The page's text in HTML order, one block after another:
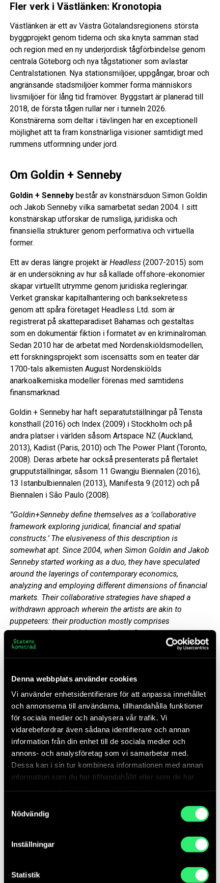
Denna webbplats använder cookies
Vi använder enhetsidentifierare för att anpassa innehållet
och annonserna till användarna, tillhandahålla funktioner
för sociala medier och analysera vår trafik. Vi
vidarebefordrar även sådana identifierare och annan
information från din enhet till de sociala medier och
annons- och analysföretag som vi samarbetar med.
Dessa kan i sin tur kombinera informationen med annan
information som du har tillhandahållit eller som de har
Nödvändig
Inställningar
Statistik
Fler verk i Västlänken: Kronotopia
Västlänken är ett av Västra Götalandsregionens största
byggprojekt genom tiderna och ska knyta samman stad
och region med en ny underjordisk tågförbindelse genom
centrala Göteborg och nya tågstationer som avlastar
Centralstationen. Nya stationsmiljöer, uppgångar, broar och
angränsande stadsmiljöer kommer forma människors
livsmiljöer för lång tid framöver. Byggstart är planerad till
2018, de första tågen rullar ner i tunneln 2026.
Konstnärerna som deltar i tävlingen har en exceptionell
möjlighet att ta fram konstnärliga visioner samtidigt med
rummens utformning under jord.
Om Goldin + Senneby
Goldin + Senneby består av konstnärsduon Simon Goldin
och Jakob Senneby vilka samarbetat sedan 2004. I sitt
konstnärskap utforskar de rumsliga, juridiska och
finansiella strukturer genom performativa och virtuella
former.
Ett av deras längre projekt är Headless (2007-2015) som
är en undersökning av hur så kallade offshore-ekonomier
skapar virtuellt utrymme genom juridiska regleringar.
Verket granskar kapitalhantering och banksekretess
genom att spåra företaget Headless Ltd. som är
registrerat på skatteparadiset Bahamas och gestaltas
som en dokumentär fiktion i formatet av en kriminalroman.
Sedan 2010 har de arbetat med Nordenskiöldsmodellen,
ett forskningsprojekt som iscensätts som en teater där
1700-tals alkemisten August Nordenskiölds
anarkoalkemiska modeller förenas med samtidens
finansmarknad.
Goldin + Senneby har haft separatutställningar på Tensta
konsthall (2016) och Index (2009) i Stockholm och på
andra platser i världen såsom Artspace NZ (Auckland,
2013), Kadist (Paris, 2010) och The Power Plant (Toronto,
2008). Deras arbete har också presenterats på flertalet
grupputställningar, såsom 11 Gwangju Biennalen (2016),
13 Istanbulbiennalen (2013), Manifesta 9 (2012) och på
Biennalen i São Paulo (2008).
”Goldin+Senneby define themselves as a ’collaborative
framework exploring juridical, financial and spatial
constructs.’ The elusiveness of this description is
somewhat apt. Since 2004, when Simon Goldin and Jakob
Senneby started working as a duo, they have speculated
around the layerings of contemporary economics,
analyzing and employing different dimensions of financial
markets. Their collaborative strategies have shaped a
withdrawn approach wherein the artists are akin to
puppeteers: their production mostly comprises
choreographing the labour of others.”
Idéförslag från Simon Goldin och
Jakob Senneby
Vänligen notera att 3-Eternal_Employment-
WrittenDescriptionA4.pdf är idéförslagets
huvudtext. Pdf:erna är anpassade för webb och kvalitén
har minskats.
PDF 1 MB
2A-Eternal_Employment-MaterialSample-
PDF 1 MB